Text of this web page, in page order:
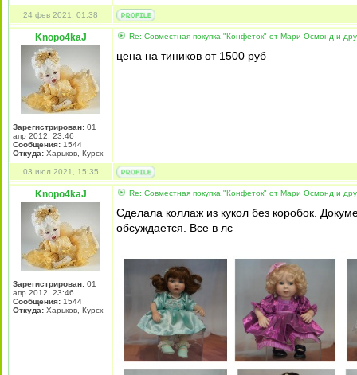
24 фев 2021, 01:38
Knopo4kaJ
Зарегистрирован: 01
апр 2012, 23:46
Сообщения: 1544
Откуда: Харьков, Курск
Re: Совместная покупка "Конфеток" от Мари Осмонд и
цена на тиников от 1500 руб
03 июл 2021, 15:35
Knopo4kaJ
Зарегистрирован: 01
апр 2012, 23:46
Сообщения: 1544
Откуда: Харьков, Курск
Re: Совместная покупка "Конфеток" от Мари Осмонд и
Сделала коллаж из кукол без коробок.
обсуждается. Все в лс